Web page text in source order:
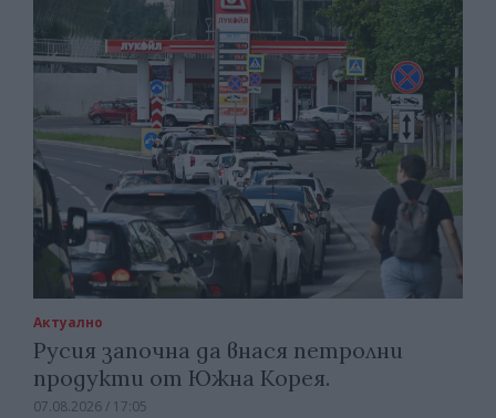
Актуално
Русия започна да внася петролни
продукти от Южна Корея.
07.08.2026 / 17:05